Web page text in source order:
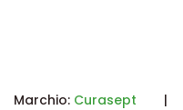
Marchio: Curasept |